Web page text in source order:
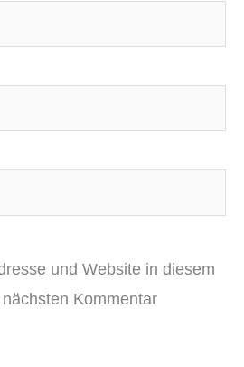
und Website in diesem
Kommentar